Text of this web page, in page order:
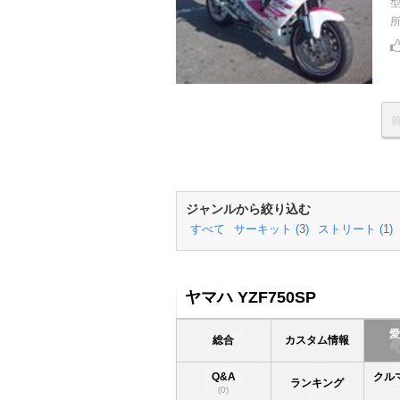
ジャンルから絞り込む
すべて サーキット (3) ストリート (1 )
ヤマハ YZF750SP
総合 カスタム情報
Q&A
(0) ランキング
クル